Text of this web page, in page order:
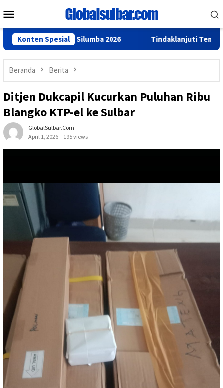
ke
Mobile
Konten Spesial
Sandeq Silumba 2026 Tindaklanjuti Temuan BPK,
Beranda Berita
Ditjen Dukcapil Kucurkan Puluhan Ribu
Blangko KTP-el ke Sulbar
GlobalSulbar.com
April 1, 2026
195 views